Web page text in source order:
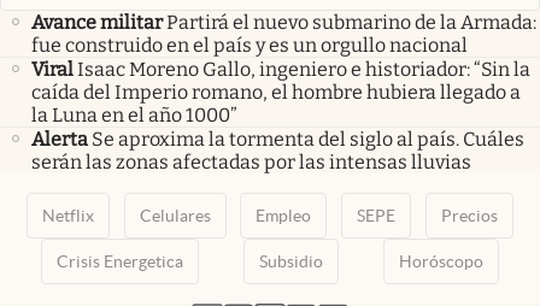
Avance militarPartirá el nuevo submarino de la Armada:
fue construido en el país y es un orgullo nacional
ViralIsaac Moreno Gallo, ingeniero e historiador: “Sin la
caída del Imperio romano, el hombre hubiera llegado a
la Luna en el año 1000”
Alerta Se aproxima la tormenta del siglo al país. Cuáles
serán las zonas afectadas por las intensas lluvias
Netflix Celulares Empleo SEPE Precios
Crisis Energetica Subsidio Horóscopo